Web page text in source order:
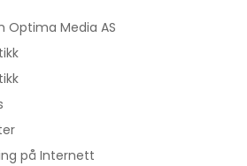
Optima Media AS
på Internett